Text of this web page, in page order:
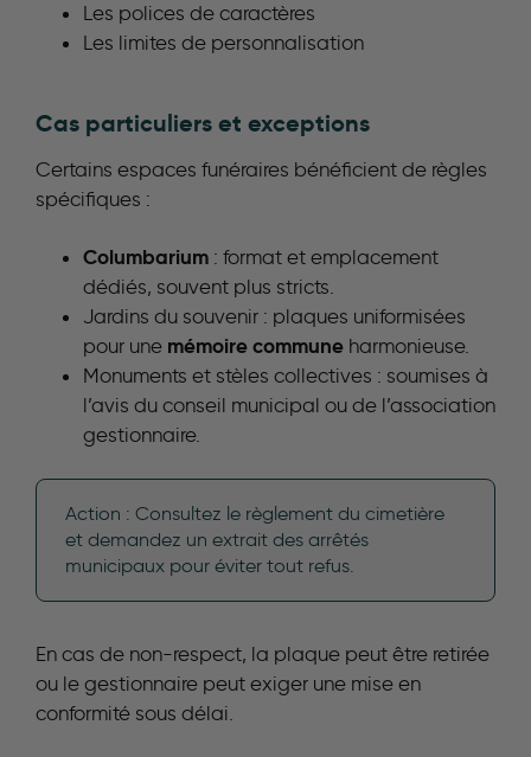
Les polices de caractères
Les limites de personnalisation
Cas particuliers et exceptions
Certains espaces funéraires bénéficient de règles
spécifiques :
Columbarium : format et emplacement
dédiés, souvent plus stricts.
Jardins du souvenir : plaques uniformisées
pour une mémoire commune harmonieuse.
Monuments et stèles collectives : soumises à
l’avis du conseil municipal ou de l’association
gestionnaire.
Action : Consultez le règlement du cimetière
et demandez un extrait des arrêtés
municipaux pour éviter tout refus.
En cas de non-respect, la plaque peut être retirée
ou le gestionnaire peut exiger une mise en
conformité sous délai.